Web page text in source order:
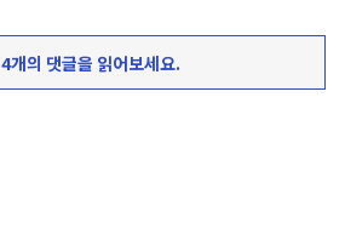
4개의 댓글을 읽어보세요.